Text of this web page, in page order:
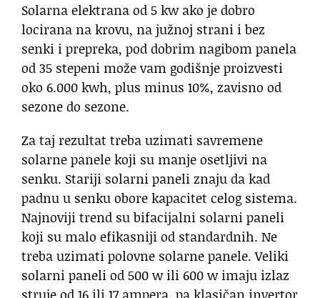
Solarna elektrana od 5 kw ako je dobro
locirana na krovu, na južnoj strani i bez
senki i prepreka, pod dobrim nagibom panela
od 35 stepeni može vam godišnje proizvesti
oko 6.000 kwh, plus minus 10%, zavisno od
sezone do sezone.
Za taj rezultat treba uzimati savremene
solarne panele koji su manje osetljivi na
senku. Stariji solarni paneli znaju da kad
padnu u senku obore kapacitet celog sistema.
Najnoviji trend su bifacijalni solarni paneli
koji su malo efikasniji od standardnih. Ne
treba uzimati polovne solarne panele. Veliki
solarni paneli od 500 w ili 600 w imaju izlaz